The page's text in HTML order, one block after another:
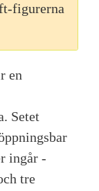
figurerna
en
Setet
ingår -
tre